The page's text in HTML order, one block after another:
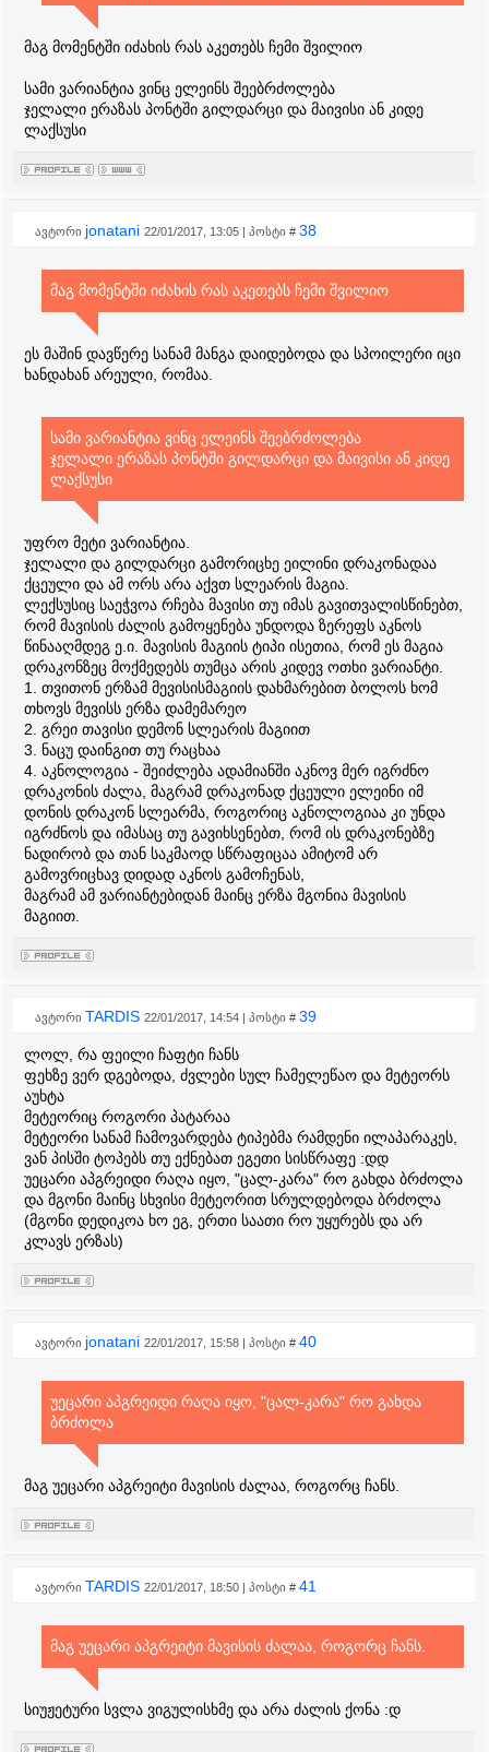
მაგ მომენტში იძახის რას აკეთებს ჩემი შვილიო
სამი ვარიანტია ვინც ელეინს შეებრძოლება
ჯელალი ერაზას პონტში გილდარცი და მაივისი ან კიდე
ლაქსუსი
ავტორი jonatani 22/01/2017, 13:05 | პოსტი # 38
მაგ მომენტში იძახის რას აკეთებს ჩემი შვილიო
ეს მაშინ დავწერე სანამ მანგა დაიდებოდა და სპოილერი იცი
ხანდახან არეული, რომაა.
სამი ვარიანტია ვინც ელეინს შეებრძოლება
ჯელალი ერაზას პონტში გილდარცი და მაივისი ან კიდე
ლაქსუსი
უფრო მეტი ვარიანტია.
ჯელალი და გილდარცი გამორიცხე ეილინი დრაკონადაა
ქცეული და ამ ორს არა აქვთ სლეარის მაგია.
ლექსუსიც საეჭვოა რჩება მავისი თუ იმას გავითვალისწინებთ,
რომ მავისის ძალის გამოყენება უნდოდა ზერეფს აკნოს
წინააღმდეგ ე.ი. მავისის მაგიის ტიპი ისეთია, რომ ეს მაგია
დრაკონზეც მოქმედებს თუმცა არის კიდევ ოთხი ვარიანტი.
1. თვითონ ერზამ მევისისმაგიის დახმარებით ბოლოს ხომ
თხოვს მევისს ერზა დამემარეო
2. გრეი თავისი დემონ სლეარის მაგიით
3. ნაცუ დაინგით თუ რაცხაა
4. აკნოლოგია - შეიძლება ადამიანში აკნოვ მერ იგრძნო
დრაკონის ძალა, მაგრამ დრაკონად ქცეული ელეინი იმ
დონის დრაკონ სლეარმა, როგორიც აკნოლოგიაა კი უნდა
იგრძნოს და იმასაც თუ გავიხსენებთ, რომ ის დრაკონებზე
ნადირობ და თან საკმაოდ სწრაფიცაა ამიტომ არ
გამოვრიცხავ დიდად აკნოს გამოჩენას,
მაგრამ ამ ვარიანტებიდან მაინც ერზა მგონია მავისის
მაგიით.
ავტორი TARDIS 22/01/2017, 14:54 | პოსტი # 39
ლოლ, რა ფეილი ჩაფტი ჩანს
ფეხზე ვერ დგებოდა, ძვლები სულ ჩამელეწაო და მეტეორს
აუხტა
მეტეორიც როგორი პატარაა
მეტეორი სანამ ჩამოვარდება ტიპებმა რამდენი ილაპარაკეს,
ვან პისში ტოპებს თუ ექნებათ ეგეთი სისწრაფე :დდ
უეცარი აპგრეიდი რაღა იყო, "ცალ-კარა" რო გახდა ბრძოლა
და მგონი მაინც სხვისი მეტეორით სრულდებოდა ბრძოლა
(მგონი დედიკოა ხო ეგ, ერთი საათი რო უყურებს და არ
კლავს ერზას)
ავტორი jonatani 22/01/2017, 15:58 | პოსტი # 40
უეცარი აპგრეიდი რაღა იყო, "ცალ-კარა" რო გახდა
ბრძოლა
მაგ უეცარი აპგრეიტი მავისის ძალაა, როგორც ჩანს.
ავტორი TARDIS 22/01/2017, 18:50 | პოსტი # 41
მაგ უეცარი აპგრეიტი მავისის ძალაა, როგორც ჩანს.
სიუჟეტური სვლა ვიგულისხმე და არა ძალის ქონა :დ